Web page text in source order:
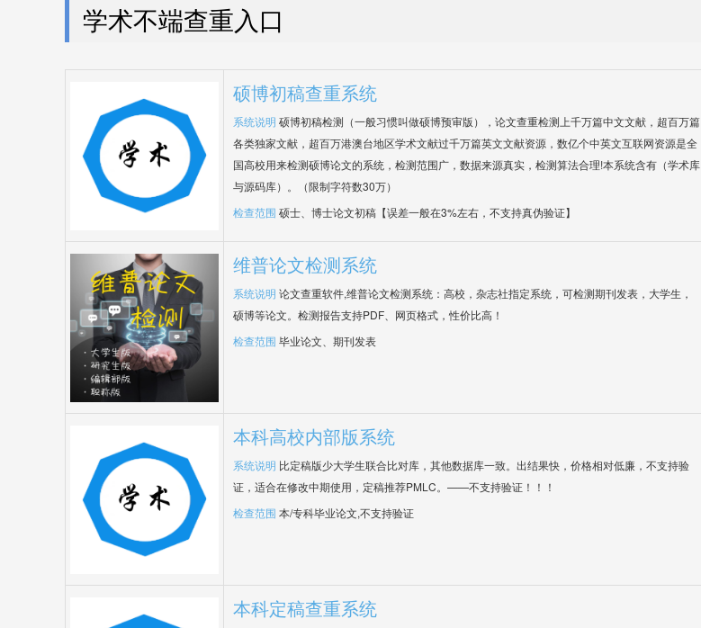
学术不端查重入口
硕博初稿查重系统
系统说明 硕博初稿检测（一般习惯叫做硕博预审版），论文查重检测上千万篇中文文献，超百万篇
各类独家文献，超百万港澳台地区学术文献过千万篇英文文献资源，数亿个中英文互联网资源是全
国高校用来检测硕博论文的系统，检测范围广，数据来源真实，检测算法合理!本系统含有（学术库
与源码库）。（限制字符数30万）
检查范围 硕士、博士论文初稿【误差一般在3%左右，不支持真伪验证】
维普论文检测系统
系统说明 论文查重软件,维普论文检测系统：高校，杂志社指定系统，可检测期刊发表，大学生，
硕博等论文。检测报告支持PDF、网页格式，性价比高！
检查范围 毕业论文、期刊发表
本科高校内部版系统
系统说明 比定稿版少大学生联合比对库，其他数据库一致。出结果快，价格相对低廉，不支持验
证，适合在修改中期使用，定稿推荐PMLC。——不支持验证！！！
检查范围 本/专科毕业论文,不支持验证
本科定稿查重系统